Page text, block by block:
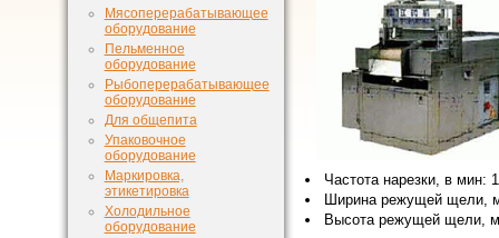
Мясоперерабатывающее
оборудование
Пельменное
оборудование
Рыбоперерабатывающее
оборудование
Для общепита
Упаковочное
оборудование
Маркировка,
этикетировка
Холодильное
оборудование
Частота нарезки, в мин:
Ширина режущей щели,
Высота режущей щели,